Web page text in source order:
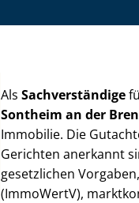
AlsSachverständige
Sontheim an der
Immobilie. Die
Gerichten anerkannt
gesetzlichen
(ImmoWertV),